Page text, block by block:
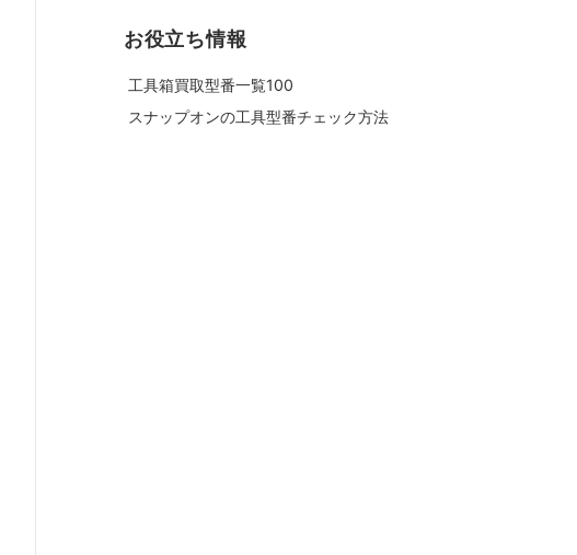
お役立ち情報
工具箱買取型番一覧100
スナップオンの工具型番チェック方法